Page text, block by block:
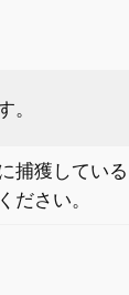
。
捕獲している
ださい。